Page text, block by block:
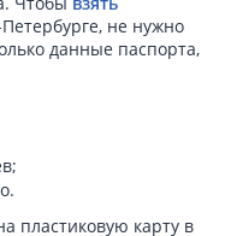
не нужно
данные паспорта,
пластиковую карту в